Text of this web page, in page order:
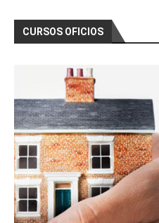
CURSOS OFICIOS